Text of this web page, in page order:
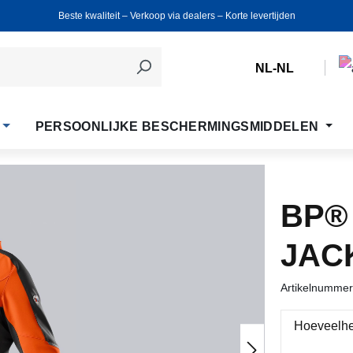
Beste kwaliteit ‒ Verkoop via dealers ‒ Korte levertijden
NL-NL
PERSOONLIJKE BESCHERMINGSMIDDELEN
BP®